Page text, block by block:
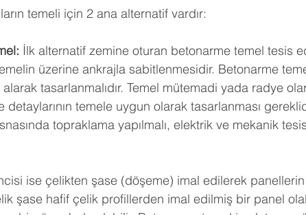
temeli için 2 ana alternatif vardır:
İlk alternatif zemine oturan betonarme temel tesis
üzerine ankrajla sabitlenmesidir. Betonarme
alarak tasarlanmalıdır. Temel mütemadi yada radye
detaylarının temele uygun olarak tasarlanması
topraklama yapılmalı, elektrik ve mekanik
ise çelikten şase (döşeme) imal edilerek
şase hafif çelik profillerden imal edilmiş bir panel